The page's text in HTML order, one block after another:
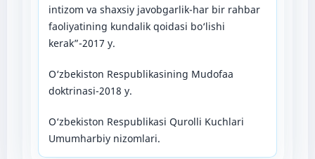
intizom va shaxsiy javobgarlik-har bir rahbar
faoliyatining kundalik qoidasi bo‘lishi
kerak”-2017 y.
O‘zbekiston Respublikasining Mudofaa
doktrinasi-2018 y.
O‘zbekiston Respublikasi Qurolli Kuchlari
Umumharbiy nizomlari.